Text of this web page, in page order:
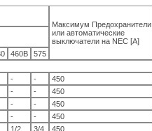
Максимум Предохранители
или автоматические
выключатели на NEC [A]
460В 575
- - 450
- - 450
- - 450
- - 450
1/2 3/4 450